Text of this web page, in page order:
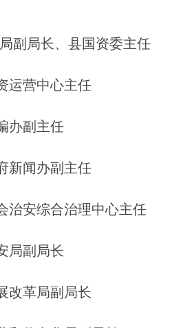
副局长、县国资委主任
运营中心主任
办副主任
新闻办副主任
治安综合治理中心主任
局副局长
改革局副局长